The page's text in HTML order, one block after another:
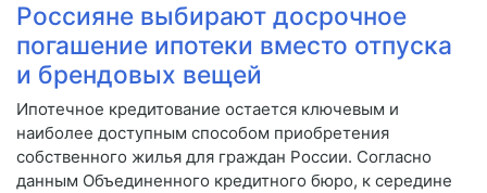
Россияне выбирают досрочное
погашение ипотеки вместо отпуска
и брендовых вещей
Ипотечное кредитование остается ключевым и
наиболее доступным способом приобретения
собственного жилья для граждан России. Согласно
данным Объединенного кредитного бюро, к середине